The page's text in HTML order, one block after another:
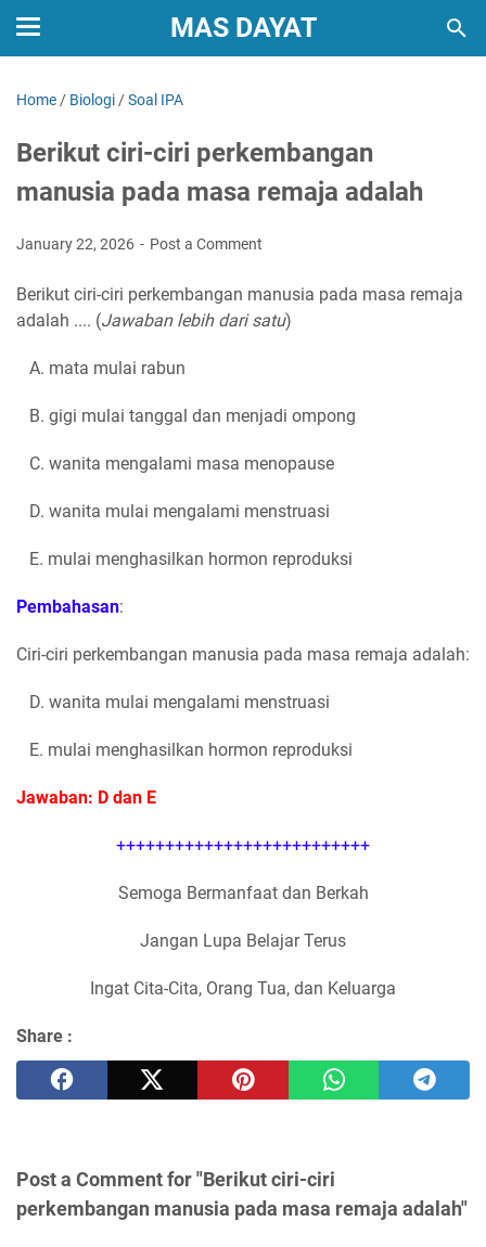
MAS DAYAT
Home / Biologi /Soal IPA
Berikut ciri-ciri perkembangan
manusia pada masa remaja adalah
January 22, 2026 Post a Comment
Berikut ciri-ciri perkembangan manusia pada masa remaja
adalah .... (Jawaban lebih dari satu)
A. mata mulai rabun
B. gigi mulai tanggal dan menjadi ompong
C. wanita mengalami masa menopause
D. wanita mulai mengalami menstruasi
E. mulai menghasilkan hormon reproduksi
Pembahasan:
Ciri-ciri perkembangan manusia pada masa remaja adalah:
D. wanita mulai mengalami menstruasi
E. mulai menghasilkan hormon reproduksi
Jawaban: D dan E
++++++++++++++++++++++++++
Semoga Bermanfaat dan Berkah
Jangan Lupa Belajar Terus
Ingat Cita-Cita, Orang Tua, dan Keluarga
Share :
Post a Comment for "Berikut ciri-ciri
perkembangan manusia pada masa remaja adalah"